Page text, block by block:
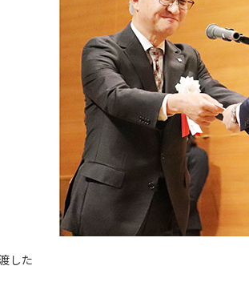
した